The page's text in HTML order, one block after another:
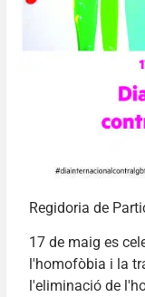
Regidoria de
17 de maig es
l'homofòbia i la
l'eliminació de